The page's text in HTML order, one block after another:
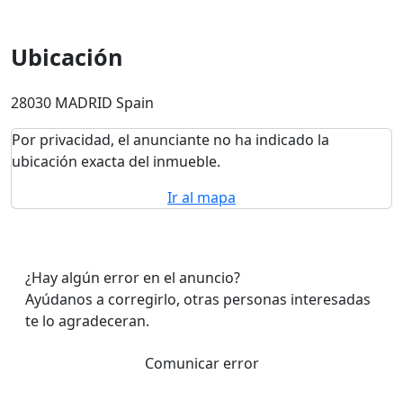
Ubicación
28030 MADRID Spain
Por privacidad, el anunciante no ha indicado la
ubicación exacta del inmueble.
Ir al mapa
¿Hay algún error en el anuncio?
Ayúdanos a corregirlo, otras personas interesadas
te lo agradeceran.
Comunicar error